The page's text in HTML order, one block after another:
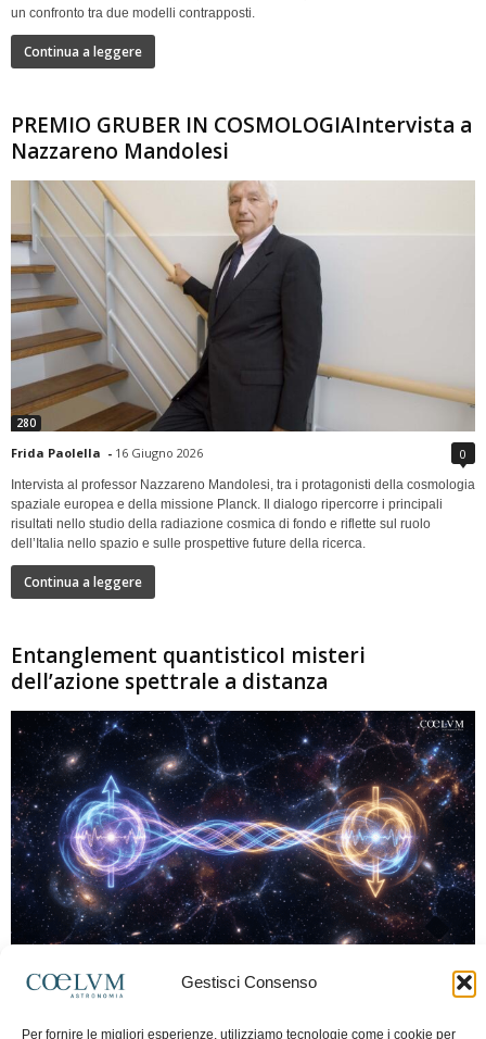
Gestisci Consenso
Per fornire le migliori esperienze, utilizziamo tecnologie come i cookie per
un confronto tra due modelli contrapposti.
Continua a leggere
PREMIO GRUBER IN COSMOLOGIAIntervista a
Nazzareno Mandolesi
280
Frida Paolella - 16 Giugno 2026 0
Intervista al professor Nazzareno Mandolesi, tra i protagonisti della cosmologia
spaziale europea e della missione Planck. Il dialogo ripercorre i principali
risultati nello studio della radiazione cosmica di fondo e riflette sul ruolo
dell’Italia nello spazio e sulle prospettive future della ricerca.
Continua a leggere
Entanglement quantisticoI misteri
dell’azione spettrale a distanza
Marco Lorrai - 15 Giugno 2026 0
moderna: due particelle possono mostrare correlazioni che sembrano ignorare